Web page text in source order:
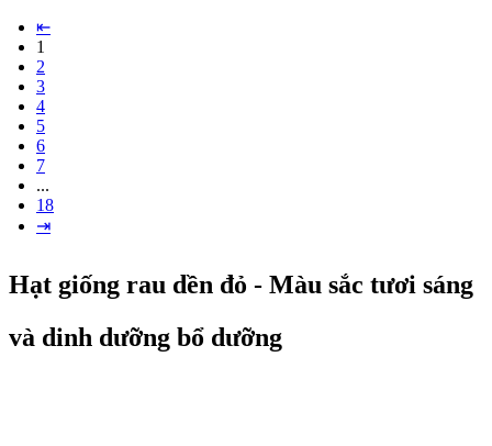
⇤
1
2
3
4
5
6
7
...
18
⇥
Hạt giống rau dền đỏ - Màu sắc tươi sáng
và dinh dưỡng bổ dưỡng